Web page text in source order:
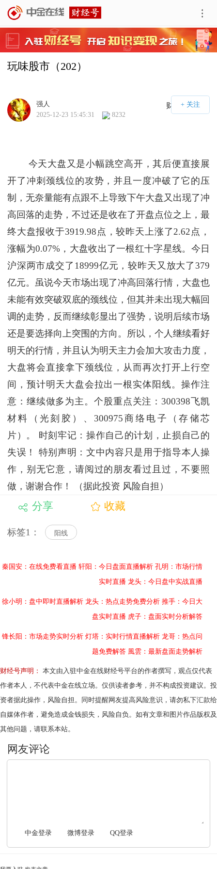
玩味股市（202）
财经号APP
强人
2025-12-23 15:45:31
8232
今天大盘又是小幅跳空高开，其后便直接展
开了冲刺颈线位的攻势，并且一度冲破了它的压
制，无奈量能有点跟不上导致下午大盘又出现了冲
高回落的走势，不过还是收在了开盘点位之上，最
终大盘报收于3919.98点，较昨天上涨了2.62点，
涨幅为0.07%，大盘收出了一根红十字星线。今日
沪深两市成交了18999亿元，较昨天又放大了379
亿元。虽说今天市场出现了冲高回落行情，大盘也
未能有效突破双底的颈线位，但其并未出现大幅回
调的走势，反而继续彰显出了强势，说明后续市场
还是要选择向上突围的方向。所以，个人继续看好
明天的行情，并且认为明天主力会加大攻击力度，
大盘将会直接拿下颈线位，从而再次打开上行空
间，预计明天大盘会拉出一根实体阳线。操作注
意：继续做多为主。个股重点关注：300398飞凯
材料（光刻胶）、300975商络电子（存储芯
片）。 时刻牢记：操作自己的计划，止损自己的
失误！ 特别声明：文中内容只是用于指导本人操
作，别无它意，请阅过的朋友看过且过，不要照
做，谢谢合作！ （据此投资 风险自担）
分享 收藏
标签1： 阳线
秦国安：在线免费看直播 轩阳：今日盘面直播解析 孔明：市场行情
实时直播 龙头：今日盘中实战直播
徐小明：盘中即时直播解析 龙头：热点走势免费分析 推手：今日大
盘实时直播 虎子：盘面实时分析解答
锋长阳：市场走势实时分析 灯塔：实时行情直播解析 龙哥：热点问
题免费解答 風雲：最新盘面走势解析
财经号声明：
本文由入驻中金在线财经号平台的作者撰写，观点仅代表
作者本人，不代表中金在线立场。仅供读者参考，并不构成投资建议。投
资者据此操作，风险自担。同时提醒网友提高风险意识，请勿私下汇款给
自媒体作者，避免造成金钱损失，风险自负。如有文章和图片作品版权及
其他问题，请联系本站。
中金登录 微博登录 QQ登录